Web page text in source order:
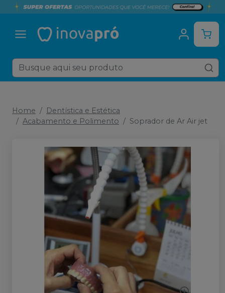
Home
Dentística e Estética
Acabamento e Polimento
Soprador de Ar Air jet